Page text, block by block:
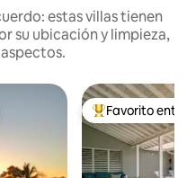
estas villas tienen
su ubicación y limpieza,
huéspedes De los mejores
Favorito entre